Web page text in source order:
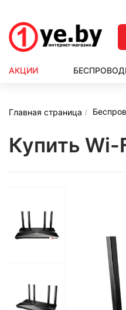
АКЦИИ
Главная страница
Купить Wi-